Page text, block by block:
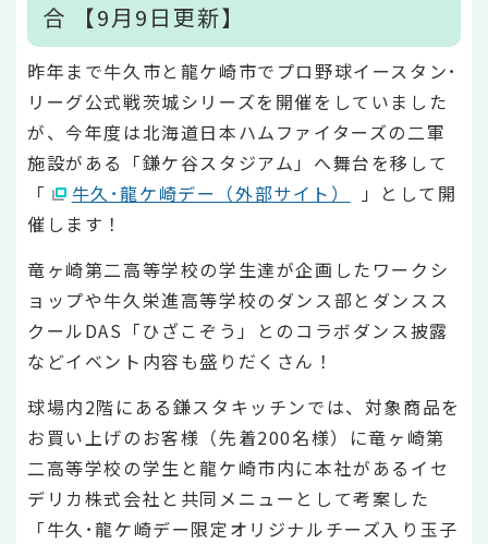
合 【9月9日更新】
昨年まで牛久市と龍ケ崎市でプロ野球イースタン･
リーグ公式戦茨城シリーズを開催をしていました
が、今年度は北海道日本ハムファイターズの二軍
施設がある「鎌ケ谷スタジアム」へ舞台を移して
「
牛久･龍ケ崎デー（外部サイト）
」として開
催します！
竜ヶ崎第二高等学校の学生達が企画したワークシ
ョップや牛久栄進高等学校のダンス部とダンスス
クールDAS「ひざこぞう」とのコラボダンス披露
などイベント内容も盛りだくさん！
球場内2階にある鎌スタキッチンでは、対象商品を
お買い上げのお客様（先着200名様）に竜ヶ崎第
二高等学校の学生と龍ケ崎市内に本社があるイセ
デリカ株式会社と共同メニューとして考案した
「牛久･龍ケ崎デー限定オリジナルチーズ入り玉子